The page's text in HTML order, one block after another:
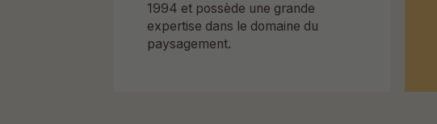
1994 et possède une grande
expertise dans le domaine du
paysagement.